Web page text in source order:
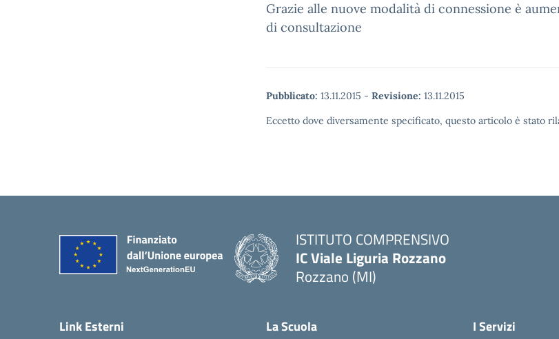
Grazie alle nuove modalità di connessione è
di consultazione
Pubblicato: 13.11.2015 - Revisione: 13.11.2015
Eccetto dove diversamente specificato, questo articolo è stato
ISTITUTO COMPRENSIVO
IC Viale Liguria Rozzano
Rozzano (MI)
Link Esterni La Scuola I Servizi